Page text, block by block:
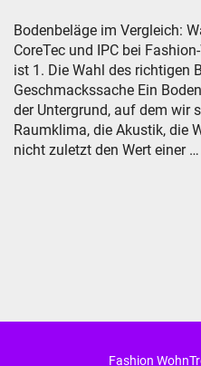
Bodenbeläge im Vergleich:
CoreTec und IPC bei
ist 1. Die Wahl des richtigen
Geschmackssache Ein
der Untergrund, auf dem wir
Raumklima, die Akustik, die
nicht zuletzt den Wert einer …
Fashion